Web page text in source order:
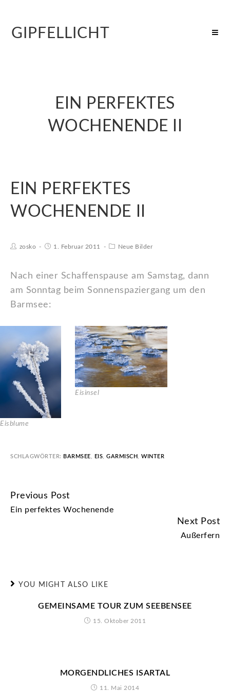
GIPFELLICHT
EIN PERFEKTES
WOCHENENDE II
EIN PERFEKTES
WOCHENENDE II
zosko 1. Februar 2011 Neue Bilder
Nach einer Schaffenspause am Samstag, dann
am Sonntag beim Sonnenspaziergang um den
Barmsee:
Eisblume
Eisinsel
SCHLAGWÖRTER: BARMSEE, EIS, GARMISCH, WINTER
CONTINUE
READING
Previous Post
Ein perfektes Wochenende
Next Post
Außerfern
YOU MIGHT ALSO LIKE
GEMEINSAME TOUR ZUM SEEBENSEE
15. Oktober 2011
MORGENDLICHES ISARTAL
11. Mai 2014